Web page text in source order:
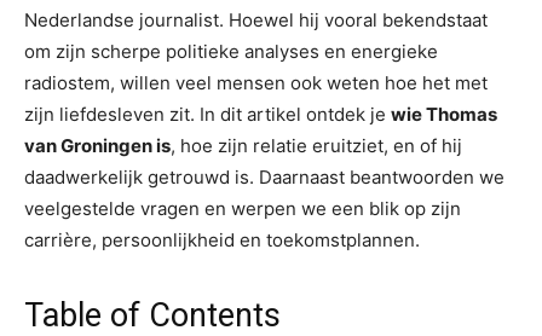
Nederlandse journalist. Hoewel hij vooral bekendstaat
om zijn scherpe politieke analyses en energieke
radiostem, willen veel mensen ook weten hoe het met
zijn liefdesleven zit. In dit artikel ontdek je wie Thomas
van Groningen is, hoe zijn relatie eruitziet, en of hij
daadwerkelijk getrouwd is. Daarnaast beantwoorden we
veelgestelde vragen en werpen we een blik op zijn
carrière, persoonlijkheid en toekomstplannen.
Table of Contents